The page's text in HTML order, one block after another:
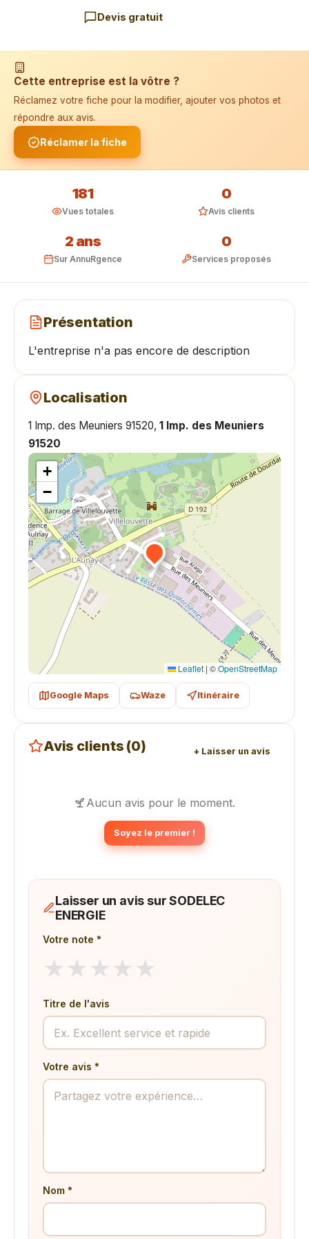
Devis gratuit
Cette entreprise est la vôtre ?
Réclamez votre fiche pour la modifier, ajouter vos photos et
répondre aux avis.
Réclamer la fiche
181
Vues totales
0
Avis clients
2 ans
Sur AnnuRgence
0
Services proposés
Présentation
L'entreprise n'a pas encore de description
Localisation
1 Imp. des Meuniers 91520, 1 Imp. des Meuniers
91520
+
−
Leaflet | ©OpenStreetMap
Google Maps Waze Itinéraire
Avis clients (0) + Laisser un avis
Aucun avis pour le moment.
Soyez le premier !
Laisser un avis sur SODELEC
ENERGIE
Votre note *
★ ★ ★ ★ ★
Titre de l'avis
Votre avis *
Nom *